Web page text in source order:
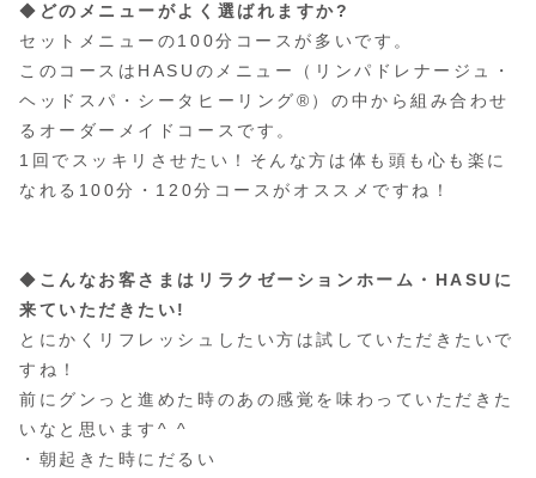
◆ どのメニューがよく選ばれますか?
セットメニューの100分コースが多いです。
このコースはHASUのメニュー（リンパドレナージュ・
ヘッドスパ・シータヒーリング®）の中から組み合わせ
るオーダーメイドコースです。
1回でスッキリさせたい！そんな方は体も頭も心も楽に
なれる100分・120分コースがオススメですね！
◆ こんなお客さまはリラクゼーションホーム・HASUに
来ていただきたい!
とにかくリフレッシュしたい方は試していただきたいで
すね！
前にグンっと進めた時のあの感覚を味わっていただきた
いなと思います^ ^
・朝起きた時にだるい